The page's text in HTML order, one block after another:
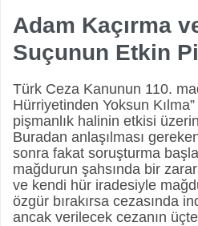
Adam Kaçırma
Suçunun Etkin
Türk Ceza Kanunun 110.
Hürriyetinden Yoksun
pişmanlık halinin etkisi
Buradan anlaşılması
sonra fakat soruşturma
mağdurun şahsında bir
ve kendi hür iradesiyle
özgür bırakırsa cezasında
ancak verilecek cezanın